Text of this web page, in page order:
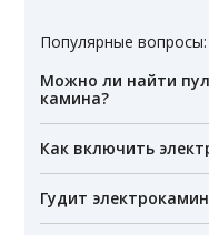
Популярные вопросы:
Можно ли найти
камина?
Как включить
Гудит